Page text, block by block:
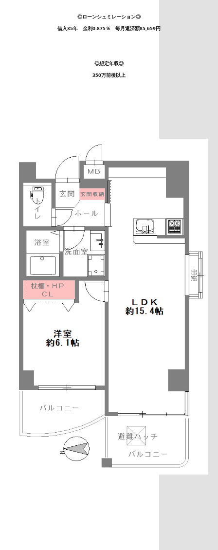
◎ローンシュミレーション◎
借入35年 金利0.875％ 毎月返済額85,659円
◎想定年収◎
350万前後以上